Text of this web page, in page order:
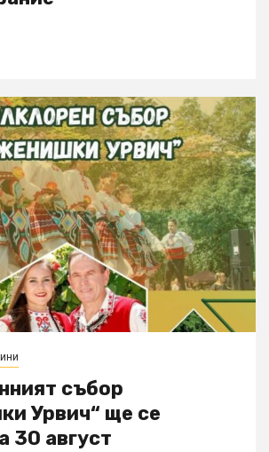
събор
Урвич“ ще се
30 август